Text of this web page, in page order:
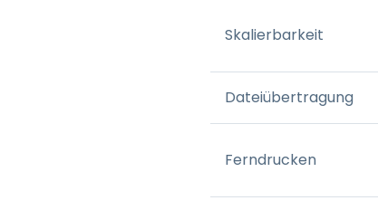
Skalierbarkeit
Dateiübertragung
Ferndrucken